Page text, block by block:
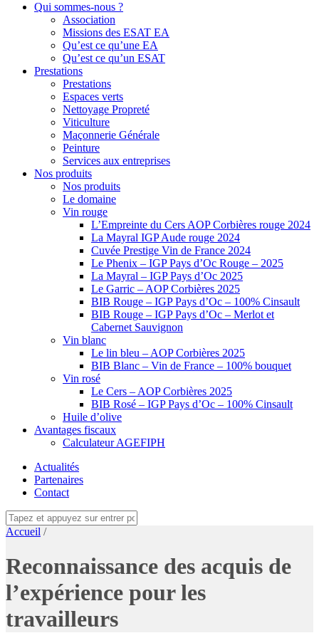
Qui sommes-nous ?
Association
Missions des ESAT EA
Qu’est ce qu’une EA
Qu’est ce qu’un ESAT
Prestations
Prestations
Espaces verts
Nettoyage Propreté
Viticulture
Maçonnerie Générale
Peinture
Services aux entreprises
Nos produits
Nos produits
Le domaine
Vin rouge
L’Empreinte du Cers AOP Corbières rouge 2024
La Mayral IGP Aude rouge 2024
Cuvée Prestige Vin de France 2024
Le Phenix – IGP Pays d’Oc Rouge – 2025
La Mayral – IGP Pays d’Oc 2025
Le Garric – AOP Corbières 2025
BIB Rouge – IGP Pays d’Oc – 100% Cinsault
BIB Rouge – IGP Pays d’Oc – Merlot et
Cabernet Sauvignon
Vin blanc
Le lin bleu – AOP Corbières 2025
BIB Blanc – Vin de France – 100% bouquet
Vin rosé
Le Cers – AOP Corbières 2025
BIB Rosé – IGP Pays d’Oc – 100% Cinsault
Huile d’olive
Avantages fiscaux
Calculateur AGEFIPH
Actualités
Partenaires
Contact
Accueil /
Reconnaissance des acquis de
l’expérience pour les
travailleurs